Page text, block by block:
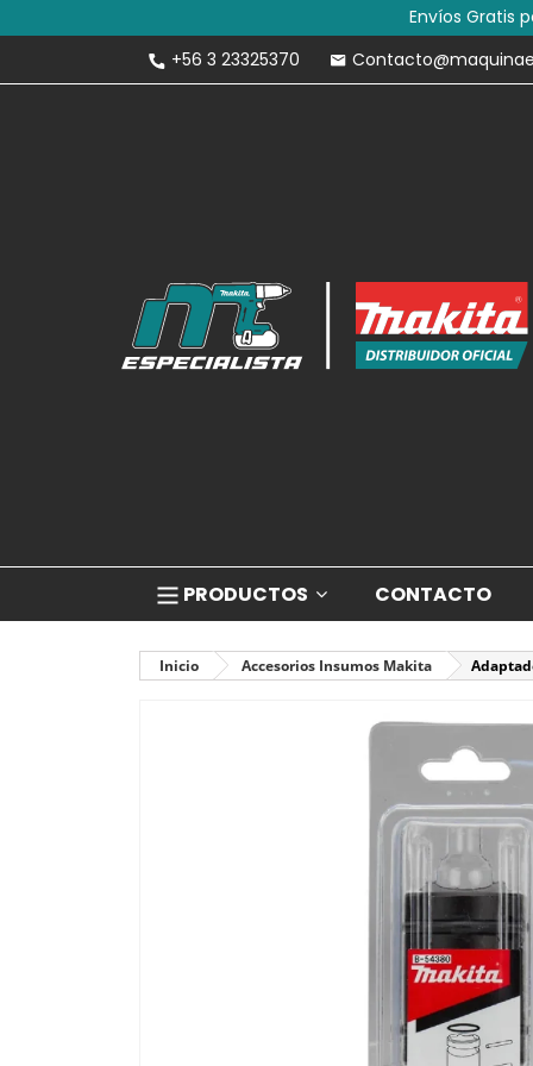
Envíos Gratis
+56 3 23325370
PRODUCTOS CONTACTO
Inicio Accesorios Insumos Makita